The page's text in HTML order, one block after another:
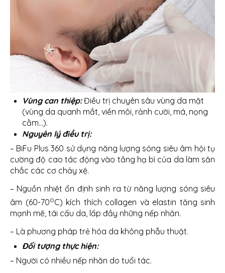
Vùng can thiệp:Điều trị chuyên sâu vùng da mặt
(vùng da quanh mắt, viền môi, rảnh cười, má, nọng
cằm…).
Nguyên lý điều trị:
– BiFu Plus 360 sử dụng năng lượng sóng siêu âm hội tụ
cường độ cao tác động vào tầng hạ bì của da làm săn
chắc các cơ chảy xệ.
– Nguồn nhiệt ổn định sinh ra từ năng lượng sóng siêu
âm (60-70oC) kích thích collagen và elastin tăng sinh
mạnh mẽ, tái cấu da, lấp đầy những nếp nhăn.
– Là phương pháp trẻ hóa da không phẫu thuật.
Đối tượng thực hiện:
– Người có nhiều nếp nhăn do tuổi tác.